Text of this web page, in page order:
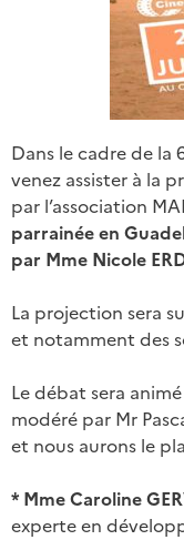
Dans le cadre de la
venez assister à la
par l’association
parrainée en
par Mme Nicole
La projection sera
et notamment des
Le débat sera
modéré par Mr
et nous aurons le
* Mme Caroline
experte en